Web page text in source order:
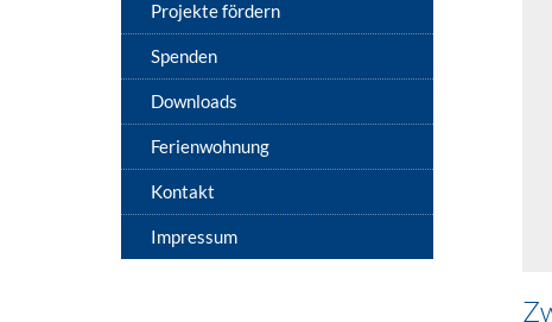
Projekte fördern
Spenden
Downloads
Ferienwohnung
Kontakt
Impressum